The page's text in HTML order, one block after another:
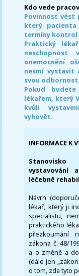
Kdo vede
Povinnost vést
který pacienta
termíny kontrol
Praktický
onemocnění
nesmí vystavit
svou odbornost.
Pokud
lékařem, který
kvůli
vyhovět.
INFORMACE K
vystavování
léčebně
Návrh
lékař, který ji
specialistu,
praktického
přezkoumání
zákona č. 48/
a o změně a
(dále jen
o tom, zda tyto